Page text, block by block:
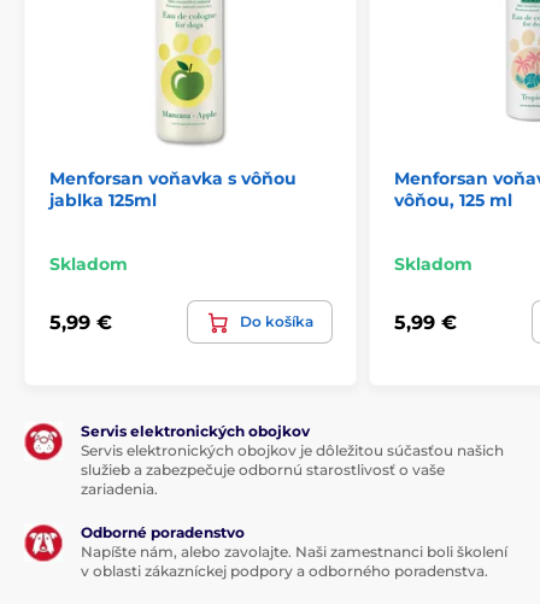
Kozmetika
Kozmetika
Starostlivosť o kožu a srsť
Menforsan voňavka s vôňou
jablka 125ml
Skladom
5,99 € Do košíka
Menforsan
vôňou, 125 ml
Skladom
5,99 €
Servis elektronických obojkov
Servis elektronických obojkov je dôležitou súčasťou našich
služieb a zabezpečuje odbornú starostlivosť o vaše
zariadenia.
Odborné poradenstvo
Napíšte nám, alebo zavolajte. Naši zamestnanci boli školení
v oblasti zákazníckej podpory a odborného poradenstva.